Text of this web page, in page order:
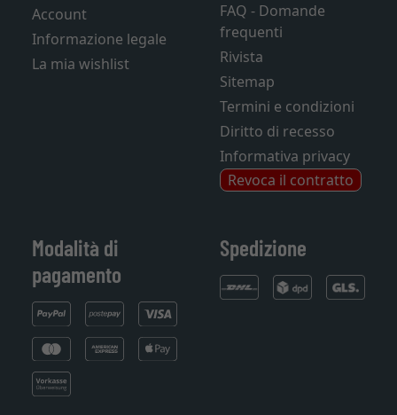
Account
Informazione legale
La mia wishlist
FAQ - Domande
frequenti
Rivista
Sitemap
Termini e condizioni
Diritto di recesso
Informativa privacy
Revoca il contratto
Modalità di
pagamento
Spedizione